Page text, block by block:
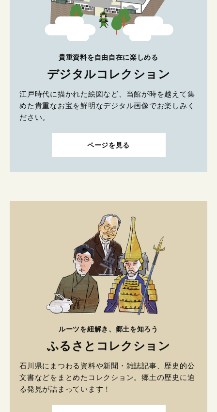
貴重資料を自由自在に楽しめる
デジタルコレクション
江戸時代に描かれた絵図など、当館が時を越えて集
めた貴重なお宝を鮮明なデジタル画像でお楽しみく
ださい。
ページを見る
ルーツを紐解き、郷土を知ろう
ふるさとコレクション
石川県にまつわる資料や新聞・雑誌記事、歴史的公
文書などをまとめたコレクション。郷土の歴史に迫
る発見が詰まっています！